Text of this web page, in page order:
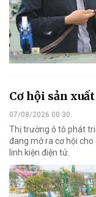
Cơ hội sản
07/08/2026 00:30
Thị trường ô tô phát
đang mở ra cơ hội
linh kiện điện tử.